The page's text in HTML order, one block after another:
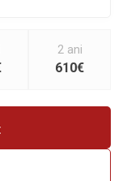
2 ani
610€